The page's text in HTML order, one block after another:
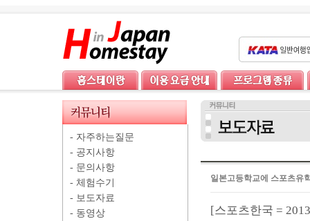
- 자주하는질문
- 공지사항
- 문의사항
- 체험수기
- 보도자료
- 동영상
일본고등학교에 스포츠유
[스포츠한국 =